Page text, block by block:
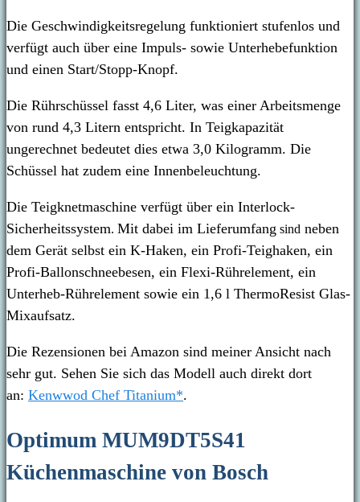
Die Geschwindigkeitsregelung funktioniert stufenlos und
verfügt auch über eine Impuls- sowie Unterhebefunktion
und einen Start/Stopp-Knopf.
Die Rührschüssel fasst 4,6 Liter, was einer Arbeitsmenge
von rund 4,3 Litern entspricht. In Teigkapazität
ungerechnet bedeutet dies etwa 3,0 Kilogramm. Die
Schüssel hat zudem eine Innenbeleuchtung.
Die Teigknetmaschine verfügt über ein Interlock-
Sicherheitssystem. Mit dabei im Lieferumfang sind neben
dem Gerät selbst ein K-Haken, ein Profi-Teighaken, ein
Profi-Ballonschneebesen, ein Flexi-Rührelement, ein
Unterheb-Rührelement sowie ein 1,6 l ThermoResist Glas-
Mixaufsatz.
Die Rezensionen bei Amazon sind meiner Ansicht nach
sehr gut. Sehen Sie sich das Modell auch direkt dort
an: Kenwwod Chef Titanium*.
Optimum MUM9DT5S41
Küchenmaschine von Bosch